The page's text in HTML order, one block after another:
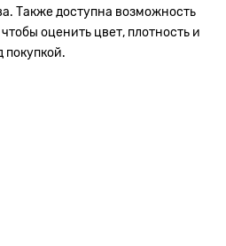
Также доступна возможность
чтобы оценить цвет, плотность и
покупкой.